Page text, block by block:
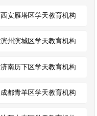
西安雁塔区学天教育机构
滨州滨城区学天教育机构
济南历下区学天教育机构
成都青羊区学天教育机构